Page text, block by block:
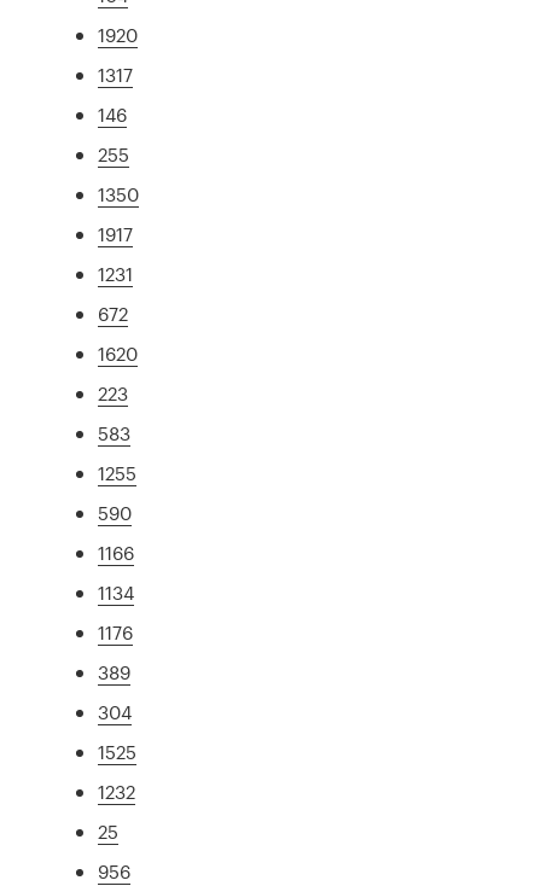
1920
1317
146
255
1350
1917
1231
672
1620
223
583
1255
590
1166
1134
1176
389
304
1525
1232
25
956